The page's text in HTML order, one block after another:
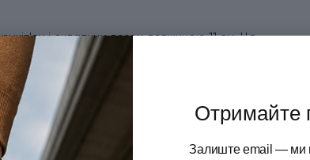
і складним лезом довжиною 11 см. Ця
Завдяки компактному дизайну, ніж
або під час відпочинку на природі.
прикрашене фірмовим гравіюванням бренду
м'яких і твердих продуктів, включно з
зберігання і транспортування, а також
гарантують надійний хват навіть у вологих
Отримайте
Залиште email — ми